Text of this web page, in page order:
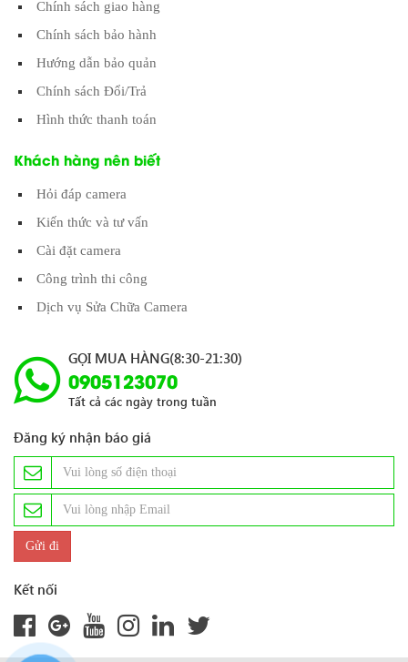
Chính sách giao hàng
Chính sách bảo hành
Hướng dẫn bảo quản
Chính sách Đổi/Trả
Hình thức thanh toán
Khách hàng nên biết
Hỏi đáp camera
Kiến thức và tư vấn
Cài đặt camera
Công trình thi công
Dịch vụ Sửa Chữa Camera
GỌI MUA HÀNG(8:30-21:30)
0905123070
Tất cả các ngày trong tuần
Đăng ký nhận báo giá
Kết nối